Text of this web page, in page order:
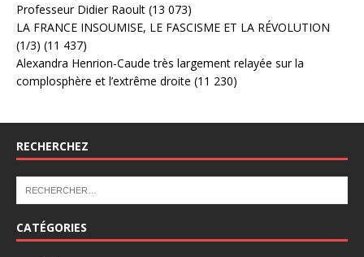
Professeur Didier Raoult (13 073)
LA FRANCE INSOUMISE, LE FASCISME ET LA RÉVOLUTION
(1/3) (11 437)
Alexandra Henrion-Caude très largement relayée sur la
complosphère et l’extrême droite (11 230)
RECHERCHEZ
CATÉGORIES